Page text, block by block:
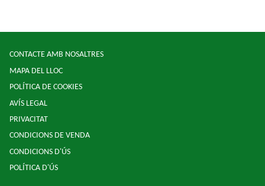
CONTACTE AMB NOSALTRES
MAPA DEL LLOC
POLÍTICA DE COOKIES
AVÍS LEGAL
PRIVACITAT
CONDICIONS DE VENDA
CONDICIONS D'ÚS
POLÍTICA D'ÚS